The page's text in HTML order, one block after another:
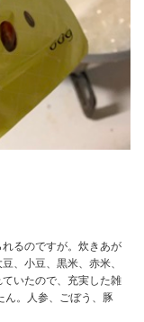
るのですが。炊きあが
、小豆、黒米、赤米、
いたので、充実した雑
ん。人参、ごぼう、豚